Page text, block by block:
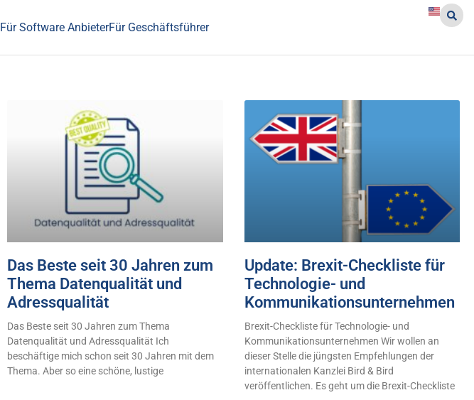
Für Software AnbieterFür Geschäftsführer
Das Beste seit 30 Jahren zum
Thema Datenqualität und
Adressqualität
Das Beste seit 30 Jahren zum Thema
Datenqualität und Adressqualität Ich
beschäftige mich schon seit 30 Jahren mit dem
Thema. Aber so eine schöne, lustige
Update: Brexit-Checkliste für
Technologie- und
Kommunikationsunternehmen
Brexit-Checkliste für Technologie- und
Kommunikationsunternehmen Wir wollen an
dieser Stelle die jüngsten Empfehlungen der
internationalen Kanzlei Bird & Bird
veröffentlichen. Es geht um die Brexit-Checkliste